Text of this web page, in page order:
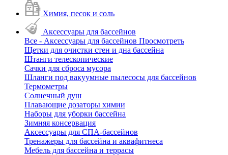
Химия, песок и соль
Аксессуары для бассейнов
Все - Аксессуары для бассейнов Просмотреть
Щетки для очистки стен и дна бассейна
Штанги телескопические
Сачки для сброса мусора
Шланги под вакуумные пылесосы для бассейнов
Термометры
Солнечный душ
Плавающие дозаторы химии
Наборы для уборки бассейна
Зимняя консервация
Аксессуары для СПА-бассейнов
Тренажеры для бассейна и аквафитнеса
Мебель для бассейна и террасы